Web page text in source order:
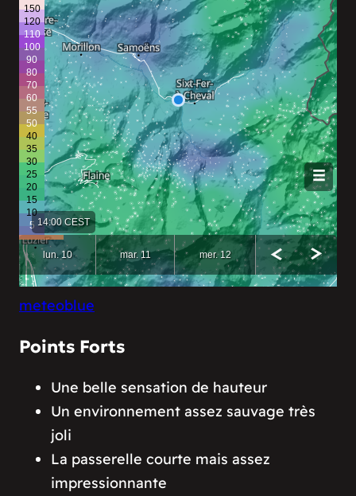
meteoblue
Points Forts
Une belle sensation de hauteur
Un environnement assez sauvage très
joli
La passerelle courte mais assez
impressionnante